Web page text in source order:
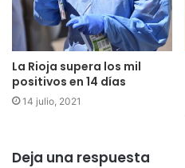
La Rioja supera los mil
positivos en 14 días
14 julio, 2021
Deja una respuesta